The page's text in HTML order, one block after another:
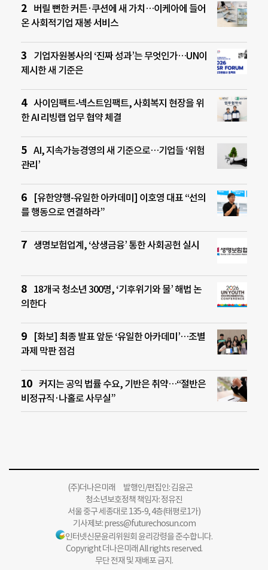
버릴 뻔한 커튼·쿠션에 새 가치…이케아에 들어
온 사회적기업 재봉 서비스
기업자원봉사의 ‘진짜 성과’는 무엇인가…UN이
제시한 새 기준은
사이임팩트-넥스트임팩트, 사회복지 현장을 위
한 AI 리빙랩 업무 협약 체결
AI, 지속가능경영의 새 기준으로…기업들 ‘위험
관리’
[유한양행-유일한 아카데미] 이호영 대표 “선의
를 행동으로 연결하라”
생명보험업계, ‘상생금융’ 통한 사회공헌 실시
18개국 청소년 300명, ‘기후위기와 물’ 해법 논
의한다
[화보] 최종 발표 앞둔 ‘유일한 아카데미’…조별
과제 막판 점검
커지는 공익 법률 수요, 기반은 취약…“절반은
비정규직·나홀로 사무실”
(주)더나은미래 발행인/편집인: 김윤곤
청소년보호정책 책임자: 정유진
서울 중구 세종대로 135-9, 4층(태평로1가)
기사제보:press@futurechosun.com
인터넷신문윤리위원회 윤리강령을 준수합니다.
Copyright 더나은미래 All rights reserved.
무단 전재 및 재배포 금지.